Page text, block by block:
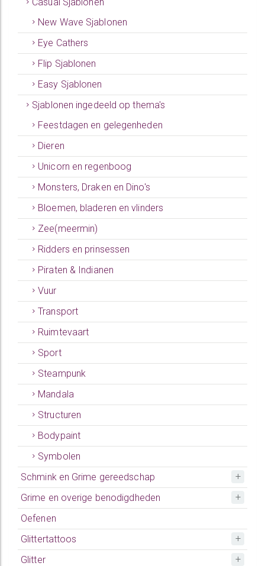
New Wave Sjablonen
Eye Cathers
Flip Sjablonen
Easy Sjablonen
Sjablonen ingedeeld op thema's
Feestdagen en gelegenheden
Dieren
Unicorn en regenboog
Monsters, Draken en Dino's
Bloemen, bladeren en vlinders
Zee(meermin)
Ridders en prinsessen
Piraten & Indianen
Vuur
Transport
Ruimtevaart
Sport
Steampunk
Mandala
Structuren
Bodypaint
Symbolen
Schmink en Grime gereedschap
Grime en overige benodigdheden
Oefenen
Glittertattoos
Glitter